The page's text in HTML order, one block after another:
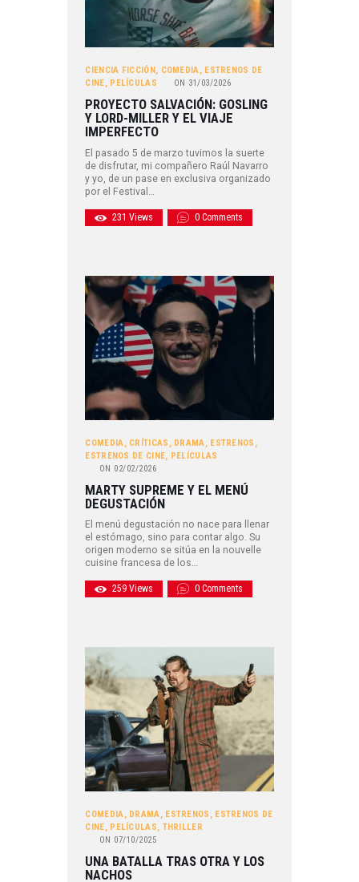
CIENCIA FICCIÓN , COMEDIA, ESTRENOS DE
CINE, PELÍCULAS ON 31/03/2026
PROYECTO SALVACIÓN: GOSLING
Y LORD-MILLER Y EL VIAJE
IMPERFECTO
El pasado 5 de marzo tuvimos la suerte
de disfrutar, mi compañero Raúl Navarro
y yo, de un pase en exclusiva organizado
por el Festival…
231 Views 0 Comments
COMEDIA, CRÍTICAS , DRAMA, ESTRENOS ,
ESTRENOS DE CINE, PELÍCULAS
ON 02/02/2026
MARTY SUPREME Y EL MENÚ
DEGUSTACIÓN
El menú degustación no nace para llenar
el estómago, sino para contar algo. Su
origen moderno se sitúa en la nouvelle
cuisine francesa de los…
259 Views 0 Comments
COMEDIA, DRAMA, ESTRENOS , ESTRENOS DE
CINE, PELÍCULAS, THRILLER
ON 07/10/2025
UNA BATALLA TRAS OTRA Y LOS
NACHOS